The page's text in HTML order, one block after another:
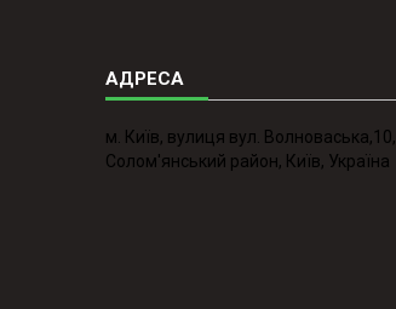
м. Київ, вулиця вул. Волноваська,10,
Солом'янський район, Київ, Україна